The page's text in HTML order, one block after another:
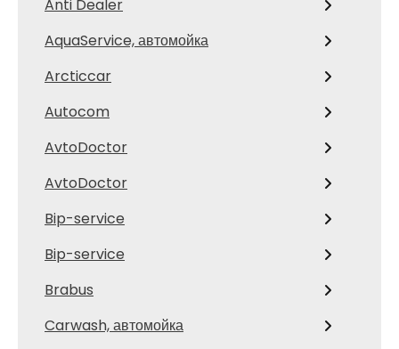
Anti Dealer
AquaService, автомойка
Arcticcar
Autocom
AvtoDoctor
AvtoDoctor
Bip-service
Bip-service
Brabus
Carwash, автомойка